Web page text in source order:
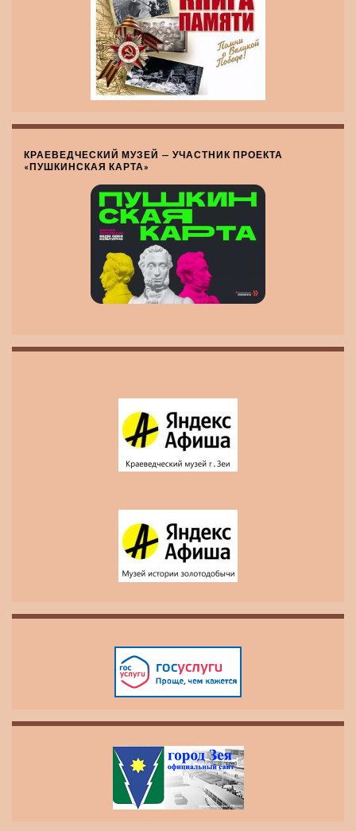
КРАЕВЕДЧЕСКИЙ МУЗЕЙ — УЧАСТНИК ПРОЕКТА
«ПУШКИНСКАЯ КАРТА»